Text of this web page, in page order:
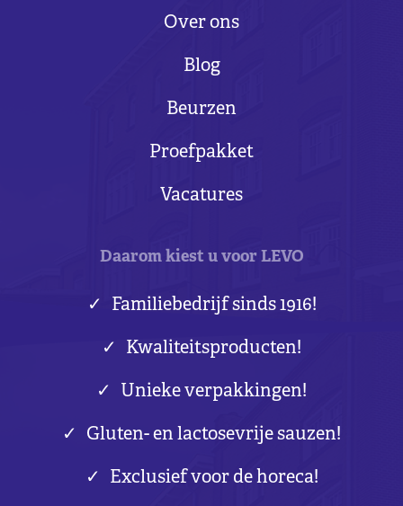
Over ons
Blog
Beurzen
Proefpakket
Vacatures
Daarom kiest u voor LEVO
Familiebedrijf sinds 1916!
Kwaliteitsproducten!
Unieke verpakkingen!
Gluten- en lactosevrije sauzen!
Exclusief voor de horeca!